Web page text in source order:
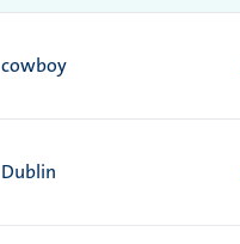
cowboy
Dublin